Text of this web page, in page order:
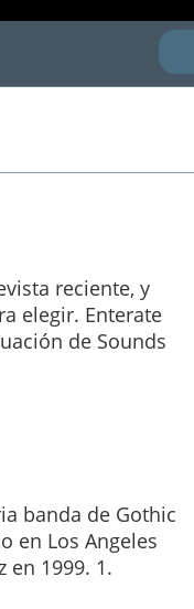
reciente, y
elegir. Enterate
de Sounds
banda de Gothic
en Los Angeles
en 1999. 1.